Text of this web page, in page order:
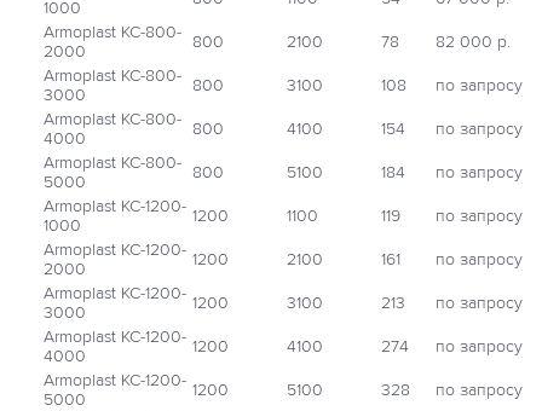
1000
Armoplast КС-800-
2000
800 2100 78
82 000 р.
Armoplast КС-800-
3000
800 3100 108
по запросу
Armoplast КС-800-
4000
800 4100 154
по запросу
Armoplast КС-800-
5000
800 5100 184
по запросу
Armoplast КС-1200-
1000
1200 1100 119
по запросу
Armoplast КС-1200-
2000
1200 2100 161
по запросу
Armoplast КС-1200-
3000
1200 3100 213
по запросу
Armoplast КС-1200-
4000
1200 4100 274
по запросу
Armoplast КС-1200-
5000
1200 5100 328
по запросу